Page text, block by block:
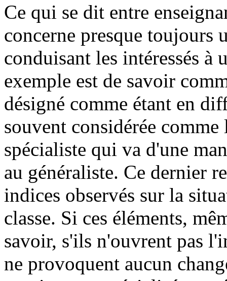
Ce qui se dit entre
concerne presque
conduisant les intéressés à
exemple est de savoir
désigné comme étant en
souvent considérée
spécialiste qui va d'une
au généraliste. Ce dernier
indices observés sur la
classe. Si ces éléments,
savoir, s'ils n'ouvrent pas
ne provoquent aucun